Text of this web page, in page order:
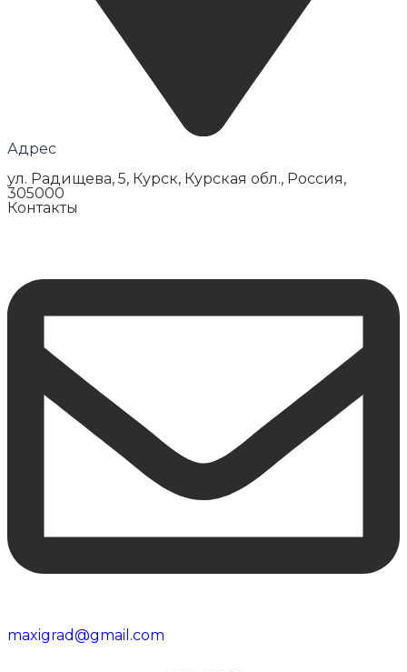
Адрес
ул. Радищева, 5, Курск, Курская обл., Россия,
305000
Контакты
maxigrad@gmail.com